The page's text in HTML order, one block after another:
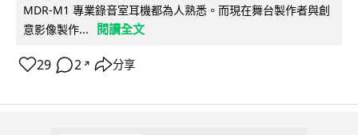
MDR-M1 專業錄音室耳機都為人熟悉。而現在舞台製作者與創
意影像製作...
閱讀全文
29 2 ↗ 分享